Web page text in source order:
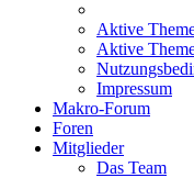
Aktive
Aktive
Impressum
Makro-Forum
Foren
Mitglieder
Das Team